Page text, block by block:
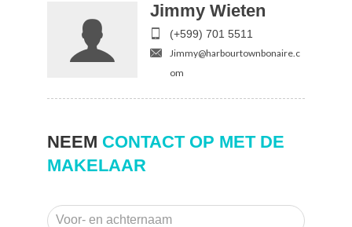
Jimmy Wieten
(+599) 701 5511
Jimmy@harbourtownbonaire.c
om
NEEM CONTACT OP MET DE
MAKELAAR